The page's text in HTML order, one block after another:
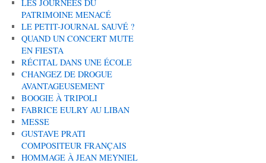
LES JOURNÉES DU
PATRIMOINE MENACÉ
LE PETIT-JOURNAL SAUVÉ ?
QUAND UN CONCERT MUTE
EN FIESTA
RÉCITAL DANS UNE ÉCOLE
CHANGEZ DE DROGUE
AVANTAGEUSEMENT
BOOGIE À TRIPOLI
FABRICE EULRY AU LIBAN
MESSE
GUSTAVE PRATI
COMPOSITEUR FRANÇAIS
HOMMAGE À JEAN MEYNIEL